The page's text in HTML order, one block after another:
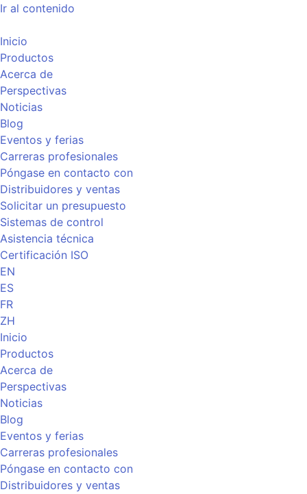
Ir al contenido
Inicio
Productos
Acerca de
Perspectivas
Noticias
Blog
Eventos y ferias
Carreras profesionales
Póngase en contacto con
Distribuidores y ventas
Solicitar un presupuesto
Sistemas de control
Asistencia técnica
Certificación ISO
EN
ES
FR
ZH
Inicio
Productos
Acerca de
Perspectivas
Noticias
Blog
Eventos y ferias
Carreras profesionales
Póngase en contacto con
Distribuidores y ventas